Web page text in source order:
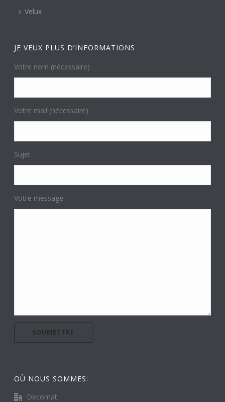
Velux
JE VEUX PLUS D’INFORMATIONS
Votre nom (nécessaire)
Votre mail (nécessaire)
Sujet
Votre message
OÙ NOUS SOMMES:
Decomat